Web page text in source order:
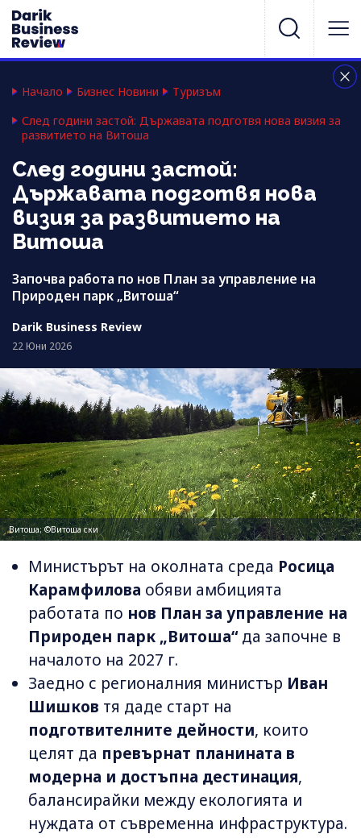
Начало Бизнес Новини
Туризъм
След години застой: Държавата подготвя нова визия за
развитието на Витоша
След години застой:
Държавата подготвя нова
визия за развитието на
Витоша
Започва работа по нов План за управление на
Природен парк „Витоша“
Darik Business Review
22 Юни 2026
Витоша; ©Витоша ски
Министърът на околната среда Росица
Карамфилова обяви амбицията
работата по нов План за управление на
Природен парк „Витоша“да започне в
началото на 2027 г.
Заедно с регионалния министър Иван
Шишков тя даде старт на
подготвителните дейности, които
целят да превърнат планината в
модерна и достъпна дестинация,
балансирайки между екологията и
нуждата от съвременна инфраструктура.